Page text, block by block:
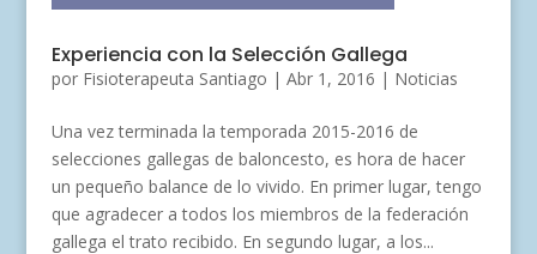
Experiencia con la Selección Gallega
por Fisioterapeuta Santiago | Abr 1, 2016 | Noticias
Una vez terminada la temporada 2015-2016 de
selecciones gallegas de baloncesto, es hora de hacer
un pequeño balance de lo vivido. En primer lugar, tengo
que agradecer a todos los miembros de la federación
gallega el trato recibido. En segundo lugar, a los...